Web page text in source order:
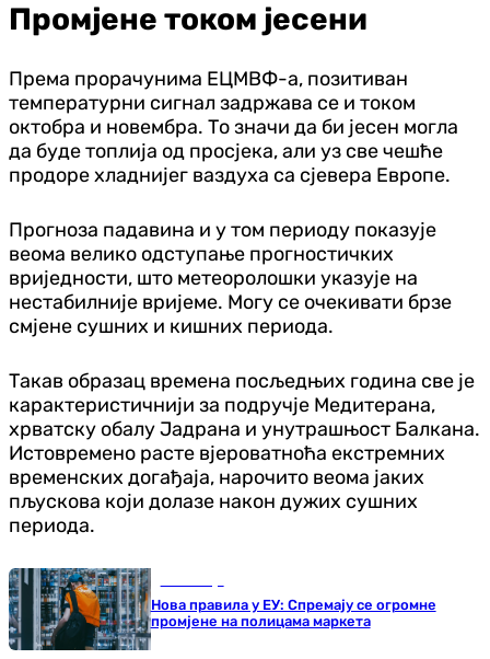
Промјене током јесени
Према прорачунима ЕЦМВФ-а, позитиван
температурни сигнал задржава се и током
октобра и новембра. То значи да би јесен могла
да буде топлија од просјека, али уз све чешће
продоре хладнијег ваздуха са сјевера Европе.
Прогноза падавина и у том периоду показује
веома велико одступање прогностичких
вриједности, што метеоролошки указује на
нестабилније вријеме. Могу се очекивати брзе
смјене сушних и кишних периода.
Такав образац времена посљедњих година све је
карактеристичнији за подручје Медитерана,
хрватску обалу Јадрана и унутрашњост Балкана.
Истовремено расте вјероватноћа екстремних
временских догађаја, нарочито веома јаких
пљускова који долазе након дужих сушних
периода.
Нова правила у ЕУ: Спремају се огромне
промјене на полицама маркета